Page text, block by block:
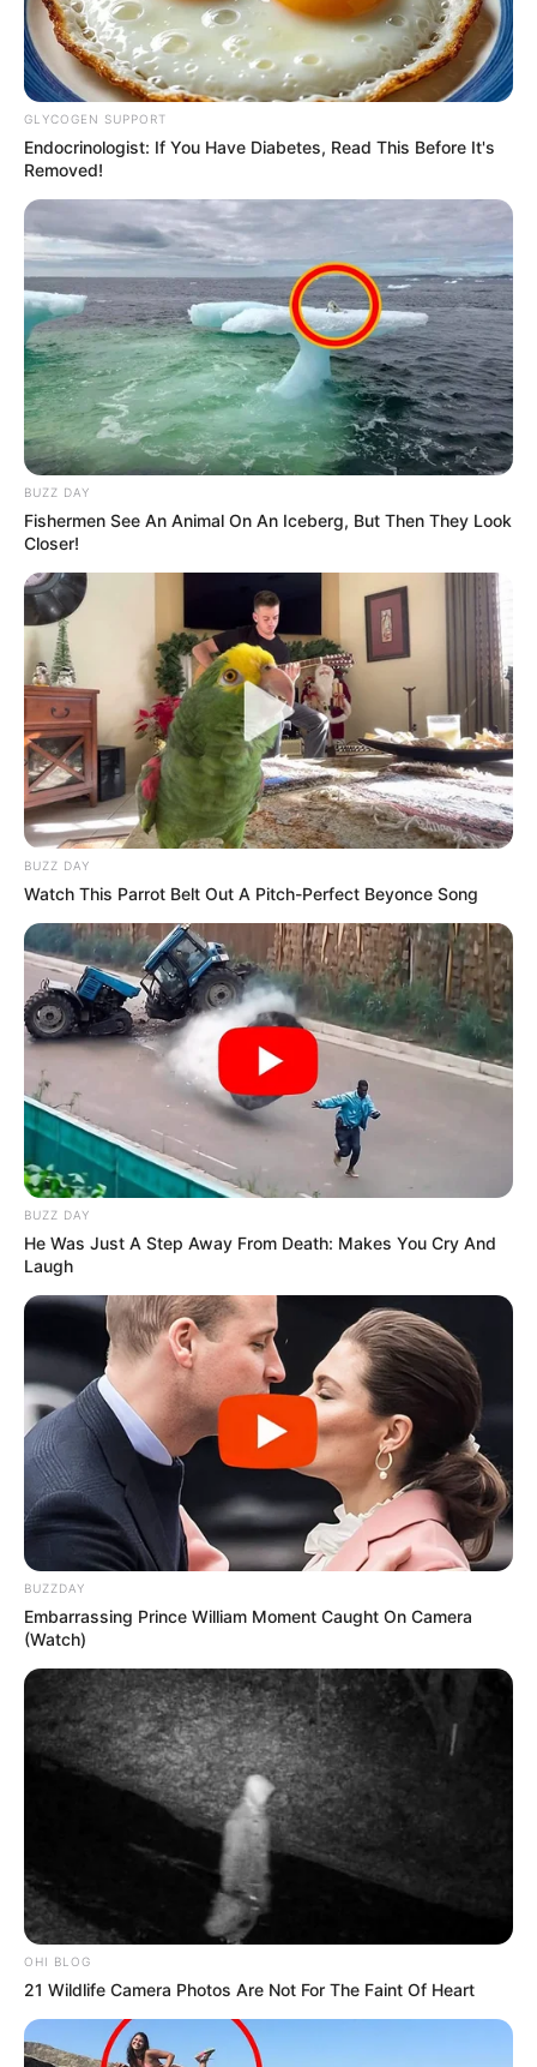
GLYCOGEN SUPPORT
Endocrinologist: If You Have Diabetes, Read This Before It's
Removed!
BUZZ DAY
Fishermen See An Animal On An Iceberg, But Then They Look
Closer!
BUZZ DAY
Watch This Parrot Belt Out A Pitch-Perfect Beyonce Song
BUZZ DAY
He Was Just A Step Away From Death: Makes You Cry And
Laugh
BUZZDAY
Embarrassing Prince William Moment Caught On Camera
(Watch)
OHI BLOG
21 Wildlife Camera Photos Are Not For The Faint Of Heart